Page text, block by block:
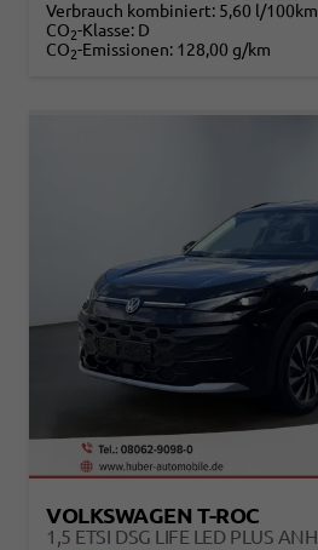
Verbrauch kombiniert: 5,60 l/100km
CO2-Klasse: D
CO2-Emissionen: 128,00 g/km
VOLKSWAGEN T-ROC